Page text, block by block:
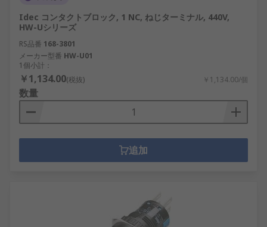
Idec コンタクトブロック, 1 NC, ねじターミナル, 440V,
HW-Uシリーズ
RS品番 168-3801
メーカー型番 HW-U01
1個小計：
￥1,134.00(税抜) ￥1,134.00/個
数量
追加